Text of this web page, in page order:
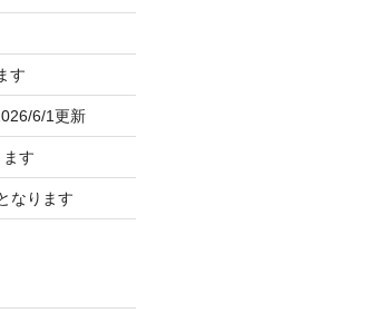
す
6/1更新
す
なります